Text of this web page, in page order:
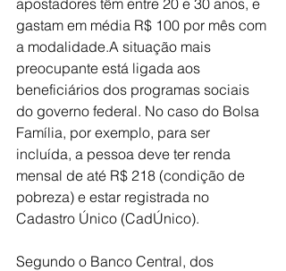
gastam em média R$ 100 por mês com
a modalidade.A situação mais
preocupante está ligada aos
beneficiários dos programas sociais
do governo federal. No caso do Bolsa
Família, por exemplo, para ser
incluída, a pessoa deve ter renda
mensal de até R$ 218 (condição de
pobreza) e estar registrada no
Cadastro Único (CadÚnico).
Segundo o Banco Central, dos